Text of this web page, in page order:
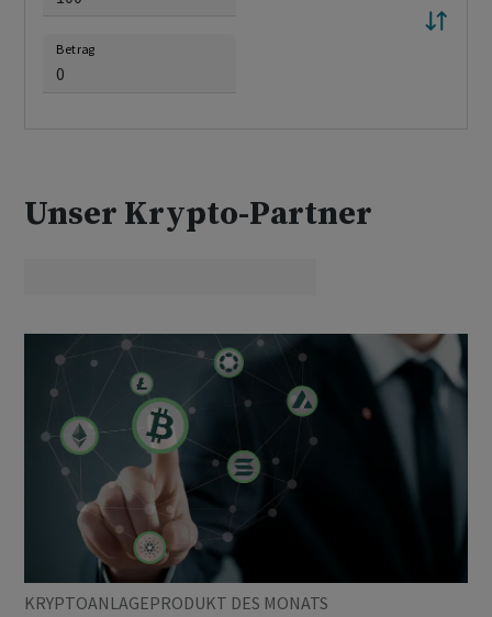
Betrag
Unser Krypto-Partner
KRYPTOANLAGEPRODUKT DES MONATS